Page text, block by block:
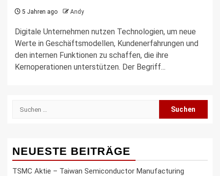
5 Jahren ago Andy
Digitale Unternehmen nutzen Technologien, um neue
Werte in Geschäftsmodellen, Kundenerfahrungen und
den internen Funktionen zu schaffen, die ihre
Kernoperationen unterstützen. Der Begriff...
Suche
NEUESTE BEITRÄGE
TSMC Aktie – Taiwan Semiconductor Manufacturing